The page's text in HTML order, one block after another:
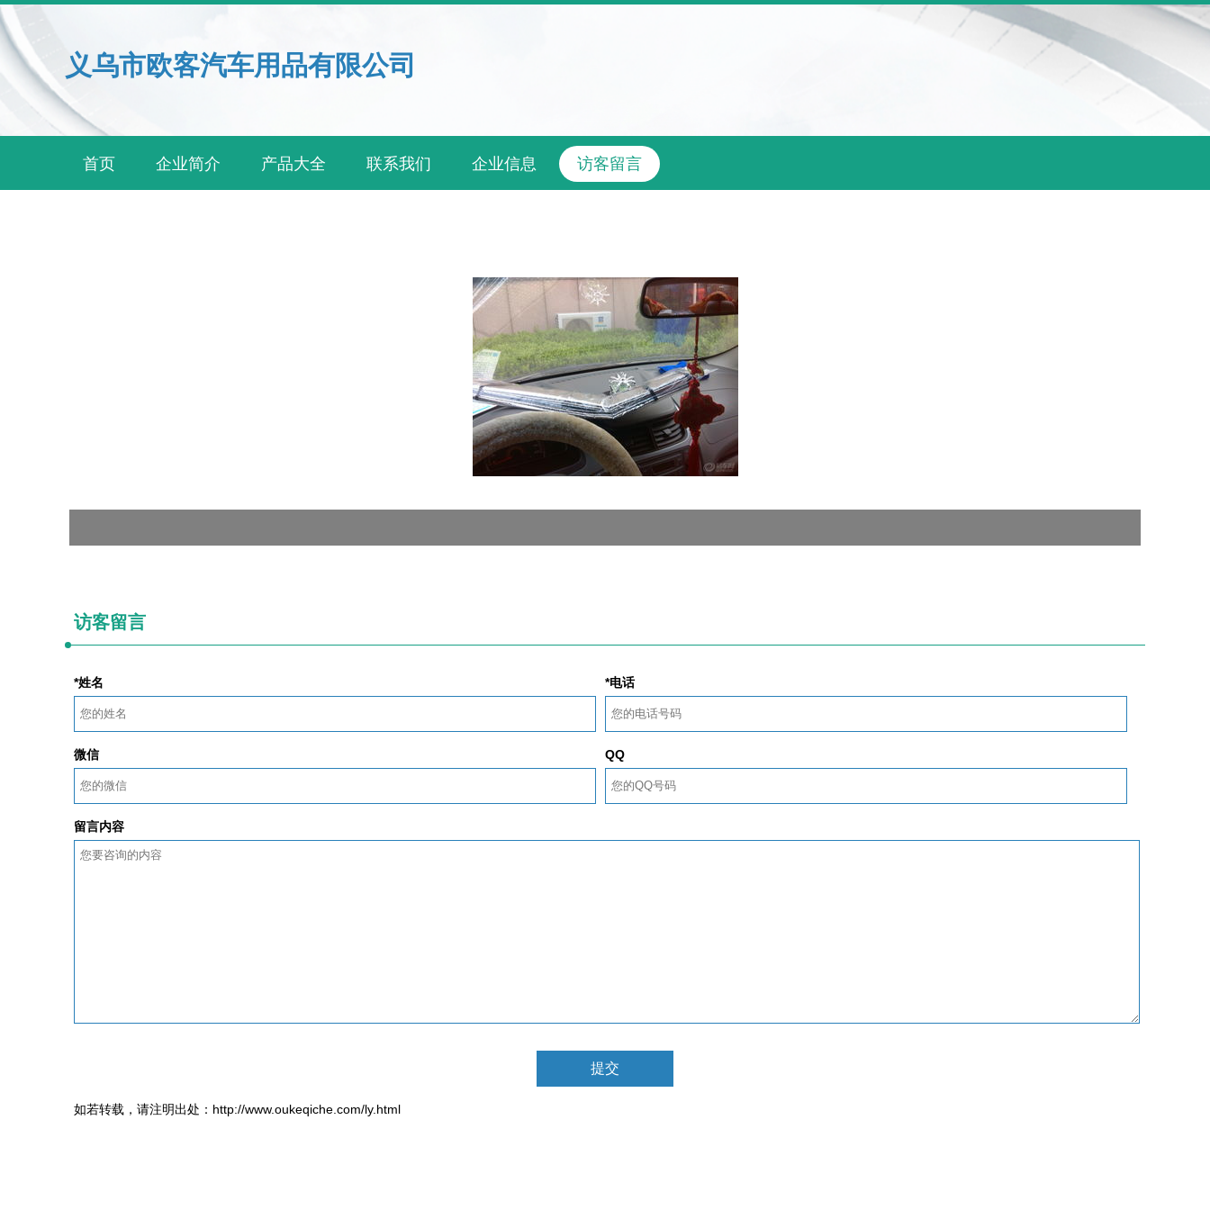
义乌市欧客汽车用品有限公司
首页 企业简介 产品大全 联系我们 企业信息 访客留言
访客留言
*姓名 *电话
微信 QQ
留言内容
如若转载，请注明出处：http://www.oukeqiche.com/ly.html